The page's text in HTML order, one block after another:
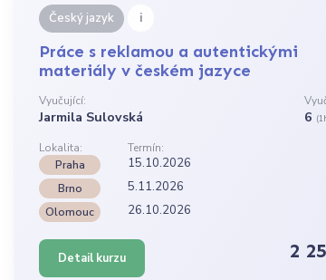
Český jazyk i
Práce s reklamou a autentickými
materiály v českém jazyce
Vyučující:
Jarmila Sulovská 6
Lokalita:
Termín:
Praha
15.10.2026
Brno 5.11.2026
Olomouc 26.10.2026
Detail kurzu 2